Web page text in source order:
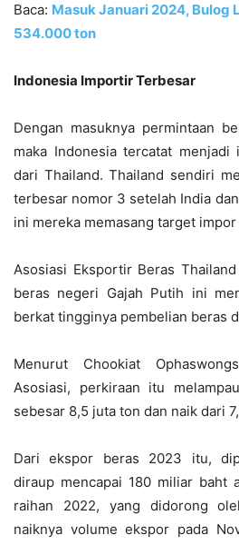
Baca: Masuk Januari 2024, Bulog
534.000 ton
Indonesia Importir Terbesar
Dengan masuknya permintaan
maka Indonesia tercatat
dari Thailand. Thailand sendiri
terbesar nomor 3 setelah India
ini mereka memasang target
Asosiasi Eksportir Beras
beras negeri Gajah Putih ini
berkat tingginya pembelian beras
Menurut Chookiat
Asosiasi, perkiraan itu
sebesar 8,5 juta ton dan naik dari
Dari ekspor beras 2023 itu,
diraup mencapai 180 miliar baht
raihan 2022, yang didorong
naiknya volume ekspor pada